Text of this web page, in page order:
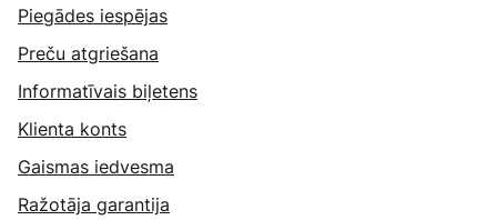
Piegādes iespējas
Preču atgriešana
Informatīvais biļetens
Klienta konts
Gaismas iedvesma
Ražotāja garantija